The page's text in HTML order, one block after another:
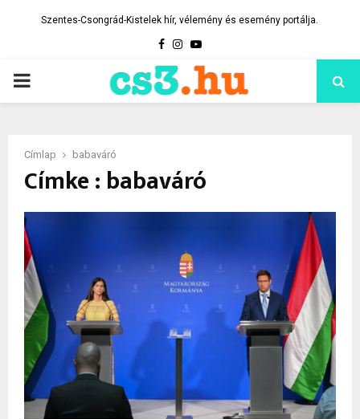
Szentes-Csongrád-Kistelek hír, vélemény és esemény portálja.
Facebook
Instagram
Youtube
PRIMARY
Címlap babaváró
Címke : babaváró